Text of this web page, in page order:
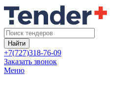
Найти
+7(727)318-76-09
Заказать звонок
Меню